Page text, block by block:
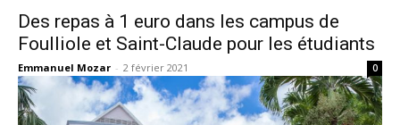
Des repas à 1 euro dans les campus de
Foulliole et Saint-Claude pour les étudiants
Emmanuel Mozar - 2 février 2021 0